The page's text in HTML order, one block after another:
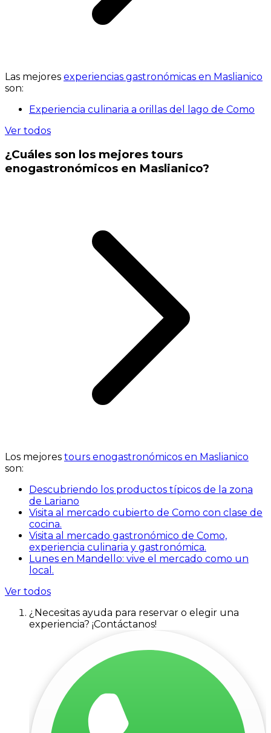
Las mejores experiencias gastronómicas en Maslianico
son:
Experiencia culinaria a orillas del lago de Como
Ver todos
¿Cuáles son los mejores tours
enogastronómicos en Maslianico?
Los mejores tours enogastronómicos en Maslianico
son:
Descubriendo los productos típicos de la zona
de Lariano
Visita al mercado cubierto de Como con clase de
cocina.
Visita al mercado gastronómico de Como,
experiencia culinaria y gastronómica.
Lunes en Mandello: vive el mercado como un
local.
Ver todos
¿Necesitas ayuda para reservar o elegir una
experiencia? ¡Contáctanos!